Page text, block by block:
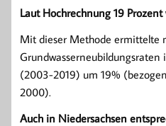
Laut Hochrechnung 19
Mit dieser Methode ermittelte
Grundwasserneubildungsraten
(2003-2019) um 19%
2000).
Auch in Niedersachsen